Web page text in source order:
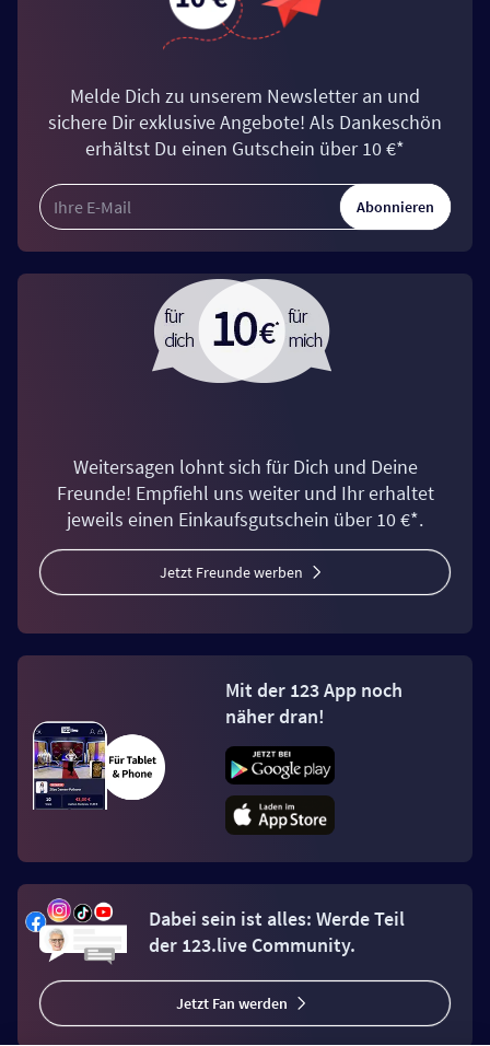
Melde Dich zu unserem Newsletter an und
sichere Dir exklusive Angebote! Als Dankeschön
erhältst Du einen Gutschein über 10 €*
Abonnieren
Weitersagen lohnt sich für Dich und Deine
Freunde! Empfiehl uns weiter und Ihr erhaltet
jeweils einen Einkaufsgutschein über 10 €*.
Jetzt Freunde werben
Mit der 123 App noch
näher dran!
Dabei sein ist alles: Werde Teil
der 123.live Community.
Jetzt Fan werden